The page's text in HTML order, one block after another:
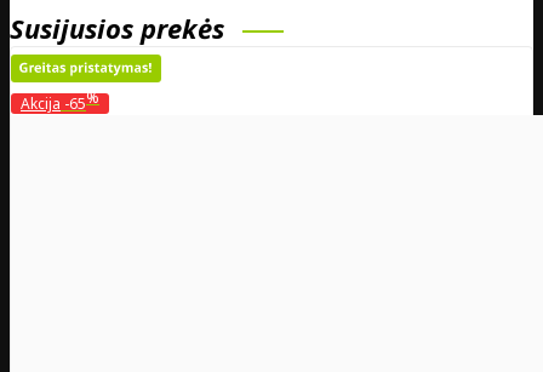
Susijusios prekės
Akcija -65%